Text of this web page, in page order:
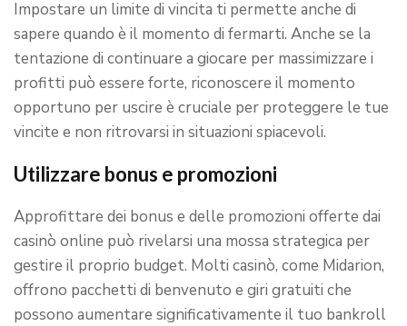
Impostare un limite di vincita ti permette anche di
sapere quando è il momento di fermarti. Anche se la
tentazione di continuare a giocare per massimizzare i
profitti può essere forte, riconoscere il momento
opportuno per uscire è cruciale per proteggere le tue
vincite e non ritrovarsi in situazioni spiacevoli.
Utilizzare bonus e promozioni
Approfittare dei bonus e delle promozioni offerte dai
casinò online può rivelarsi una mossa strategica per
gestire il proprio budget. Molti casinò, come Midarion,
offrono pacchetti di benvenuto e giri gratuiti che
possono aumentare significativamente il tuo bankroll